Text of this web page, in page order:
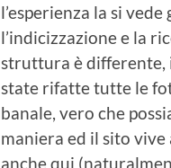
l’esperienza la si
l’indicizzazione e la
struttura è differente,
state rifatte tutte le
banale, vero che
maniera ed il sito
anche qui